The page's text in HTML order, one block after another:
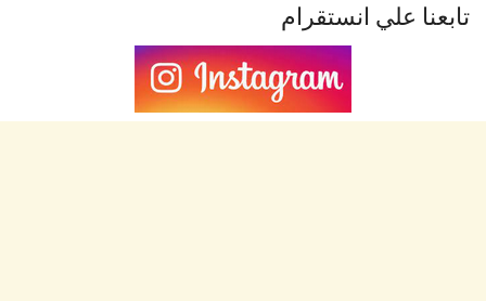
تابعنا علي انستقرام